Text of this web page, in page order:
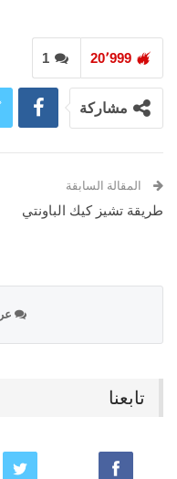
1 20٬999
مشاركة
المقالة السابقة
طريقة تشيز كيك الباونتي
تابعنا